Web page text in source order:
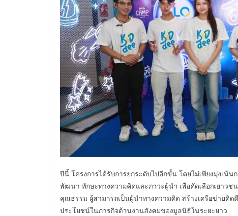
ปีนี้ โครงการได้รับการยกระดับไปอีกขั้น โดยไม่เพียงมุ่งเน้
พัฒนา ทักษะทางความคิดและภาวะผู้นำ เพื่อคัดเลือกเยาว
คุณธรรม ผู้สามารถเป็นผู้นำทางความคิด สร้างเครือข่ายคิ
ประโยชน์ในภารกิจด้านงานสังคมของมูลนิธิในระยะยาว